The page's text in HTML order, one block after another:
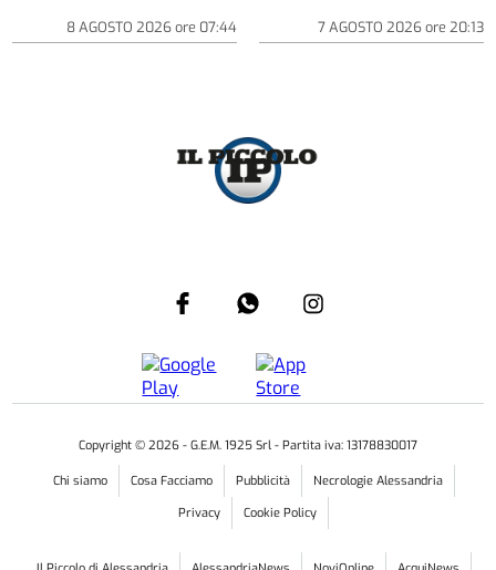
8 AGOSTO 2026ore 07:44 7 AGOSTO 2026ore 20:13
Copyright © 2026 - G.E.M. 1925 Srl - Partita iva: 13178830017
Chi siamo Cosa Facciamo Pubblicità
Necrologie Alessandria
Privacy
Cookie Policy